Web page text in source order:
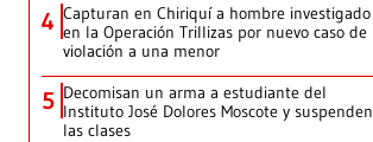
4 Capturan en Chiriquí a hombre investigado
en la Operación Trillizas por nuevo caso de
violación a una menor
5 Decomisan un arma a estudiante del
Instituto José Dolores Moscote y suspenden
las clases